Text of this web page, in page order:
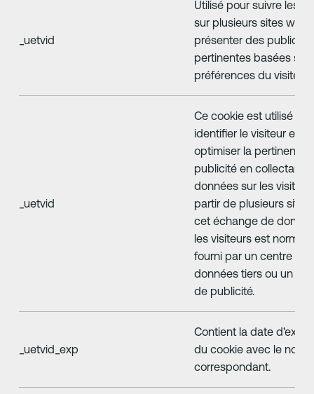
_uetvid
Utilisé pour suivre les
sur plusieurs sites web,
présenter des
pertinentes basées sur
préférences du visiteur.
_uetvid
Ce cookie est utilisé
identifier le visiteur et
optimiser la pertinence
publicité en collectant
données sur les
partir de plusieurs
cet échange de
les visiteurs est
fourni par un centre de
données tiers ou un
de publicité.
_uetvid_exp
Contient la date
du cookie avec le nom
correspondant.